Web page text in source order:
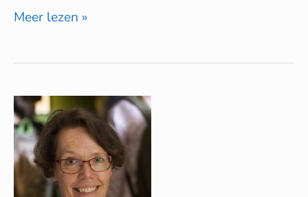
Meer lezen »
Koninklijke
Gazelle